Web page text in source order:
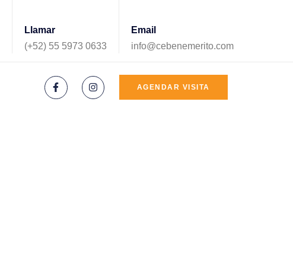
Llamar
(+52) 55 5973 0633
Email
info@cebenemerito.com
AGENDAR VISITA